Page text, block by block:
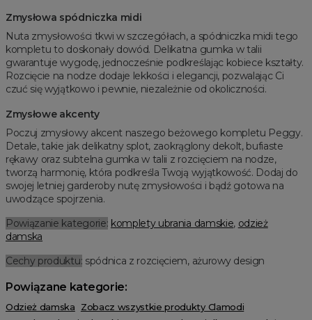
Zmysłowa spódniczka midi
Nuta zmysłowości tkwi w szczegółach, a spódniczka midi tego
kompletu to doskonały dowód. Delikatna gumka w talii
gwarantuje wygodę, jednocześnie podkreślając kobiece kształty.
Rozcięcie na nodze dodaje lekkości i elegancji, pozwalając Ci
czuć się wyjątkowo i pewnie, niezależnie od okoliczności.
Zmysłowe akcenty
Poczuj zmysłowy akcent naszego beżowego kompletu Peggy.
Detale, takie jak delikatny splot, zaokrąglony dekolt, bufiaste
rękawy oraz subtelna gumka w talii z rozcięciem na nodze,
tworzą harmonię, która podkreśla Twoją wyjątkowość. Dodaj do
swojej letniej garderoby nutę zmysłowości i bądź gotowa na
uwodzące spojrzenia.
Powiązanie kategorie: komplety ubrania damskie, odzież
damska
Cechy produktu: spódnica z rozcięciem, ażurowy design
Powiązane kategorie:
Odzież damska
Zobacz wszystkie produkty Clamodi